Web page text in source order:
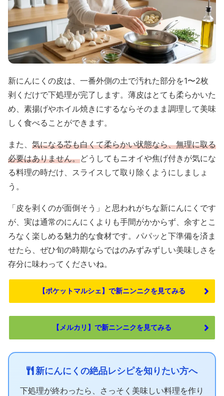
新にんにくの皮は、一番外側の土で汚れた部分を1〜2枚
剥くだけで下処理が完了します。薄皮はとても柔らかいた
め、素揚げやホイル焼きにするならそのまま調理して美味
しく食べることができます。
また、 気になる芯も白くて柔らかい状態なら、無理に取る
必要はありません。どうしてもニオイや焦げ付きが気にな
る料理の時だけ、スライスして取り除くようにしましょ
う。
「皮を剥くのが面倒そう」と思われがちな新にんにくです
が、実は通常のにんにくよりも手間がかからず、余すとこ
ろなく楽しめる魅力的な食材です。パパッと下準備を済ま
せたら、ぜひ旬の時期ならではのみずみずしい美味しさを
存分に味わってくださいね。
【ポケットマルシェ】で新ニンニクを見てみる
【メルカリ】で新ニンニクを見てみる
新にんにくの絶品レシピを知りたい方へ
下処理が終わったら、さっそく美味しい料理を作り